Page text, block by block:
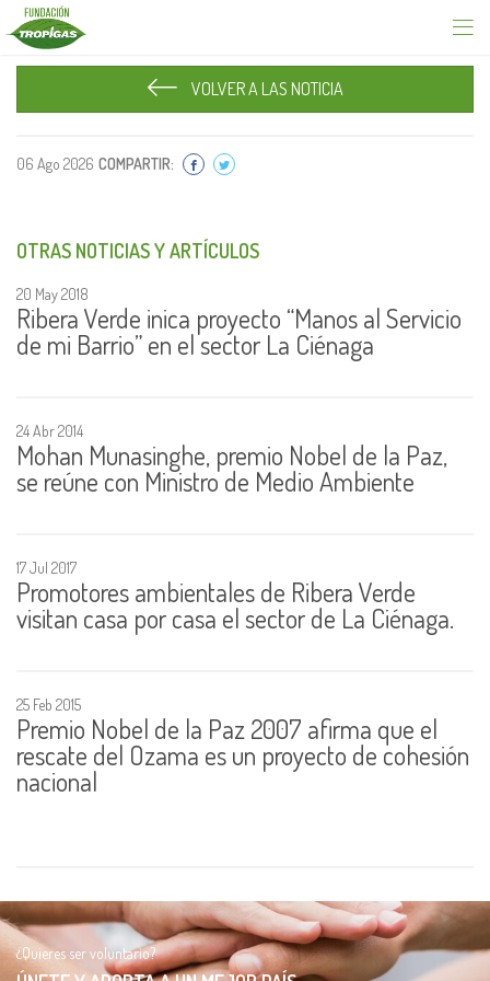
VOLVER A LAS NOTICIA
06 Ago 2026 COMPARTIR:
OTRAS NOTICIAS Y ARTÍCULOS
20 May 2018
Ribera Verde inica proyecto “Manos al Servicio
de mi Barrio” en el sector La Ciénaga
24 Abr 2014
Mohan Munasinghe, premio Nobel de la Paz,
se reúne con Ministro de Medio Ambiente
17 Jul 2017
Promotores ambientales de Ribera Verde
visitan casa por casa el sector de La Ciénaga.
25 Feb 2015
Premio Nobel de la Paz 2007 afirma que el
rescate del Ozama es un proyecto de cohesión
nacional
¿Quieres ser voluntario?